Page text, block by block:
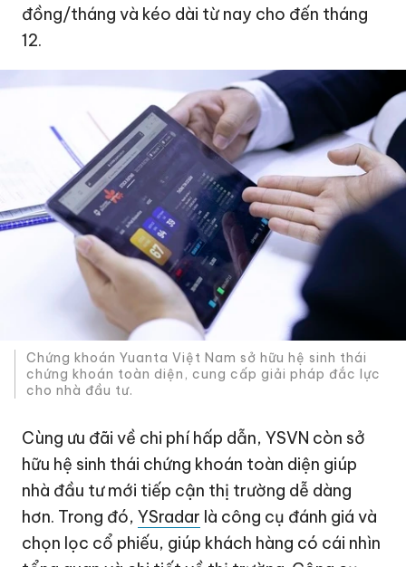
đồng/tháng và kéo dài từ nay cho đến tháng
12.
Chứng khoán Yuanta Việt Nam sở hữu hệ sinh thái
chứng khoán toàn diện, cung cấp giải pháp đắc lực
cho nhà đầu tư.
Cùng ưu đãi về chi phí hấp dẫn, YSVN còn sở
hữu hệ sinh thái chứng khoán toàn diện giúp
nhà đầu tư mới tiếp cận thị trường dễ dàng
hơn. Trong đó,YSradar là công cụ đánh giá và
chọn lọc cổ phiếu, giúp khách hàng có cái nhìn